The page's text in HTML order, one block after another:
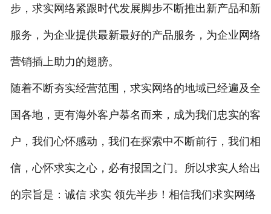
步，求实网络紧跟时代发展脚步不断推出新产品和新
服务，为企业提供最新最好的产品服务，为企业网络
营销插上助力的翅膀。
随着不断夯实经营范围，求实网络的地域已经遍及全
国各地，更有海外客户慕名而来，成为我们忠实的客
户，我们心怀感动，我们在探索中不断前行，我们相
信，心怀求实之心，必有报国之门。所以求实人给出
的宗旨是：诚信 求实 领先半步！相信我们求实网络